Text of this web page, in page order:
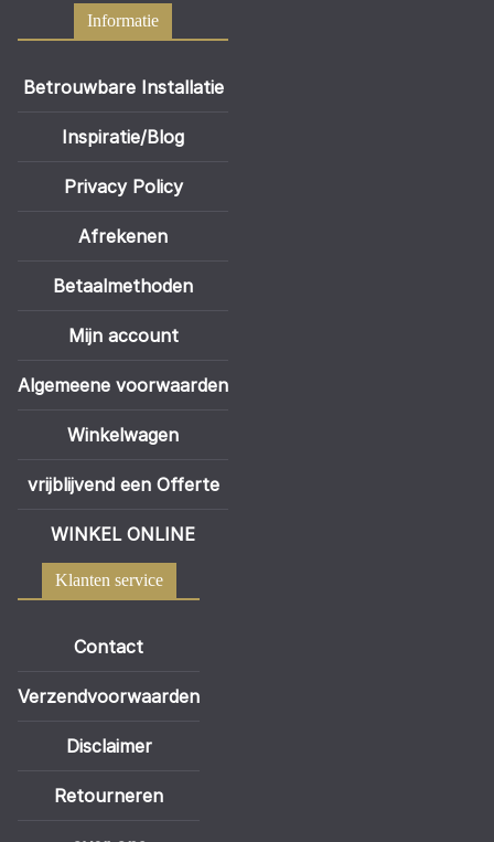
Informatie
Betrouwbare Installatie
Inspiratie/Blog
Privacy Policy
Afrekenen
Betaalmethoden
Mijn account
Algemeene voorwaarden
Winkelwagen
vrijblijvend een Offerte
WINKEL ONLINE
Klanten service
Contact
Verzendvoorwaarden
Disclaimer
Retourneren